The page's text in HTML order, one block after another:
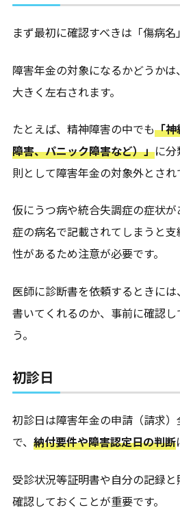
まず最初に確認すべきは「傷病名
障害年金の対象になるかどうか
大きく左右されます。
たとえば、精神障害の中でも「神
障害、パニック障害など）」に分
則として障害年金の対象外とされ
仮にうつ病や統合失調症の症状
症の病名で記載されてしまうと
性があるため注意が必要です。
医師に診断書を依頼するときに
書いてくれるのか、事前に確認
う。
初診日
初診日は障害年金の申請（請求
で、 納付要件や障害認定日の判断
受診状況等証明書や自分の記録
確認しておくことが重要です。